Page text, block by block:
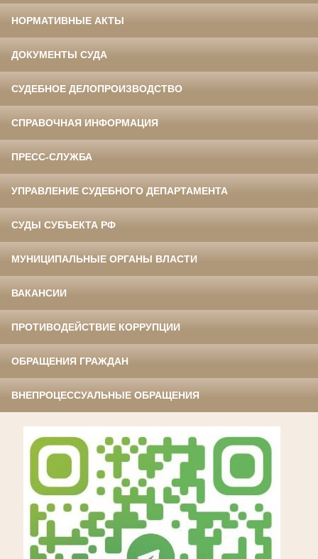
НОРМАТИВНЫЕ АКТЫ
ДОКУМЕНТЫ СУДА
СУДЕБНОЕ ДЕЛОПРОИЗВОДСТВО
СПРАВОЧНАЯ ИНФОРМАЦИЯ
ПРЕСС-СЛУЖБА
УПРАВЛЕНИЕ СУДЕБНОГО ДЕПАРТАМЕНТА
СУДЫ СУБЪЕКТА РФ
МУНИЦИПАЛЬНЫЕ ОРГАНЫ ВЛАСТИ
ВАКАНСИИ
ПРОТИВОДЕЙСТВИЕ КОРРУПЦИИ
ОБРАЩЕНИЯ ГРАЖДАН
ВНЕПРОЦЕССУАЛЬНЫЕ ОБРАЩЕНИЯ